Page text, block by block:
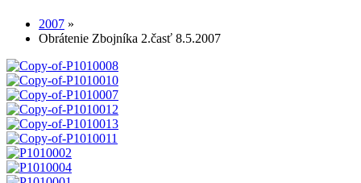
2007 »
Obrátenie Zbojníka 2.časť 8.5.2007